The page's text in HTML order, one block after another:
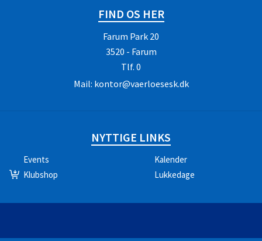
FIND OS HER
Farum Park 20
3520 - Farum
Tlf. 0
Mail: kontor@vaerloesesk.dk
NYTTIGE LINKS
Events
Kalender
Klubshop
Lukkedage